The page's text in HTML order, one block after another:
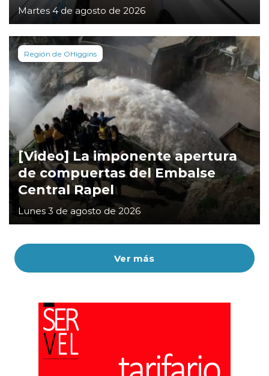
Ver más
Martes 4 de agosto de 2026
Región de OHiggins
[Video] La imponente apertura
de compuertas del Embalse
Central Rapel
Lunes 3 de agosto de 2026